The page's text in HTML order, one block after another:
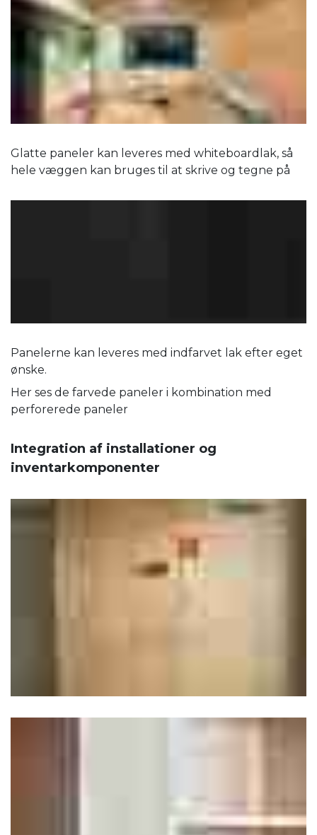
Glatte paneler kan leveres med whiteboardlak, så
hele væggen kan bruges til at skrive og tegne på
Panelerne kan leveres med indfarvet lak efter eget
ønske.
Her ses de farvede paneler i kombination med
perforerede paneler
Integration af installationer og
inventarkomponenter